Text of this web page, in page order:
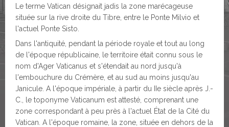
Le terme Vatican désignait jadis la zone marécageuse
située sur la rive droite du Tibre, entre le Ponte Milvio et
l'actuel Ponte Sisto.
Dans l'antiquité, pendant la période royale et tout au long
de l'époque républicaine, le territoire était connu sous le
nom d'Ager Vaticanus et s'étendait au nord jusqu'à
l'embouchure du Crémère, et au sud au moins jusqu'au
Janicule. A l'époque impériale, à partir du IIe siècle après J.-
C., le toponyme Vaticanum est attesté, comprenant une
zone correspondant à peu près à l'actuel État de la Cité du
Vatican. A l'époque romaine, la zone, située en dehors de la